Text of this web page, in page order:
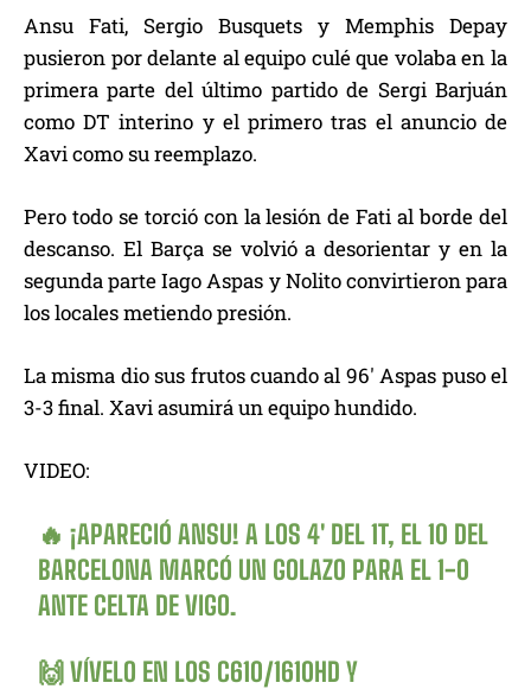
Ansu Fati, Sergio Busquets y Memphis Depay
pusieron por delante al equipo culé que volaba en la
primera parte del último partido de Sergi Barjuán
como DT interino y el primero tras el anuncio de
Xavi como su reemplazo.
Pero todo se torció con la lesión de Fati al borde del
descanso. El Barça se volvió a desorientar y en la
segunda parte Iago Aspas y Nolito convirtieron para
los locales metiendo presión.
La misma dio sus frutos cuando al 96′ Aspas puso el
3-3 final. Xavi asumirá un equipo hundido.
VIDEO:
🔥 ¡APARECIÓ ANSU! A LOS 4′ DEL 1T, EL 10 DEL
BARCELONA MARCÓ UN GOLAZO PARA EL 1-0
ANTE CELTA DE VIGO.
🙌 VÍVELO EN LOS C610/1610HD Y